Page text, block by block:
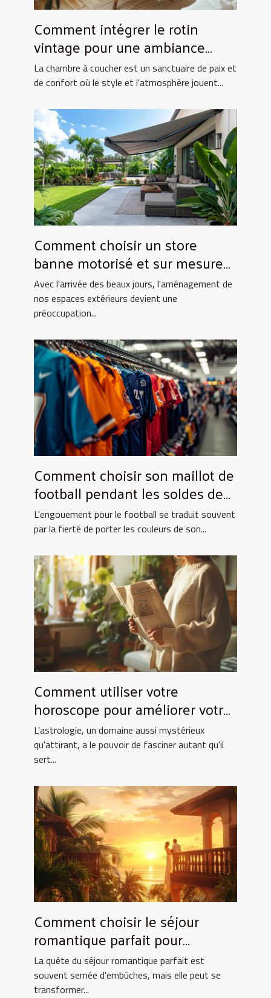
Comment intégrer le rotin
vintage pour une ambiance
chaleureuse en chambre
La chambre à coucher est un sanctuaire de paix et
de confort où le style et l'atmosphère jouent...
Comment choisir un store
banne motorisé et sur mesure
pour votre maison
Avec l'arrivée des beaux jours, l'aménagement de
nos espaces extérieurs devient une
préoccupation...
Comment choisir son maillot de
football pendant les soldes de
grande envergure
L'engouement pour le football se traduit souvent
par la fierté de porter les couleurs de son...
Comment utiliser votre
horoscope pour améliorer votre
quotidien
L'astrologie, un domaine aussi mystérieux
qu'attirant, a le pouvoir de fasciner autant qu'il
sert...
Comment choisir le séjour
romantique parfait pour
surprendre votre partenaire
La quête du séjour romantique parfait est
souvent semée d'embûches, mais elle peut se
transformer...